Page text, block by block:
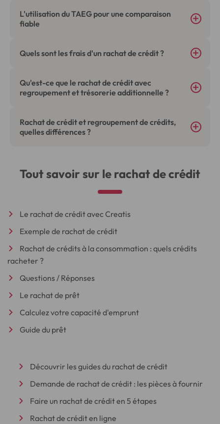
L'utilisation du TAEG pour une comparaison
fiable
Quels sont les frais d'un rachat de crédit ?
Qu'est-ce que le rachat de crédit avec
regroupement et trésorerie additionnelle ?
Rachat de crédit et regroupement de crédits,
quelles différences ?
Tout savoir sur le rachat de crédit
Le rachat de crédit avec Creatis
Exemple de rachat de crédit
Rachat de crédits à la consommation : quels crédits
racheter ?
Questions / Réponses
Le rachat de prêt
Calculez votre capacité d'emprunt
Guide du prêt
Découvrir les guides du rachat de crédit
Demande de rachat de crédit : les pièces à fournir
Faire un rachat de crédit en 5 étapes
Rachat de crédit en ligne